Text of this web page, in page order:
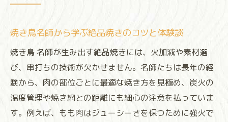
焼き鳥名師から学ぶ絶品焼きのコツと体験談
焼き鳥 名師が生み出す絶品焼きには、火加減や素材選
び、串打ちの技術が欠かせません。名師たちは長年の経
験から、肉の部位ごとに最適な焼き方を見極め、炭火の
温度管理や焼き網との距離にも細心の注意を払っていま
す。例えば、もも肉はジューシーさを保つために強火で